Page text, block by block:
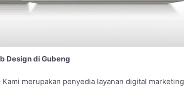
Design di Gubeng
Kami merupakan penyedia layanan digital marketing